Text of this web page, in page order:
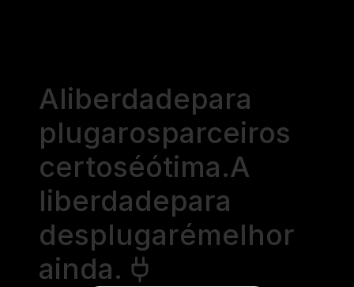
Aliberdadepara
plugarosparceiros
certoséótima.A
liberdadepara
desplugarémelhor
ainda.